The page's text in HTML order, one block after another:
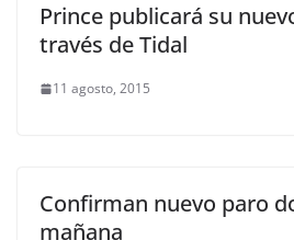
Prince publicará su
través de Tidal
11 agosto, 2015
Confirman nuevo paro
mañana